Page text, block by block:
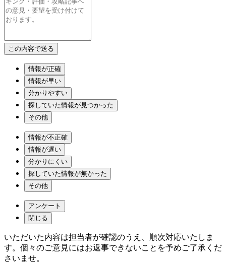
情報が正確
情報が早い
分かりやすい
探していた情報が見つかった
その他
情報が不正確
情報が遅い
分かりにくい
探していた情報が無かった
その他
アンケート
閉じる
いただいた内容は担当者が確認のうえ、順次対応いたしま
す。個々のご意見にはお返事できないことを予めご了承くだ
さいませ。